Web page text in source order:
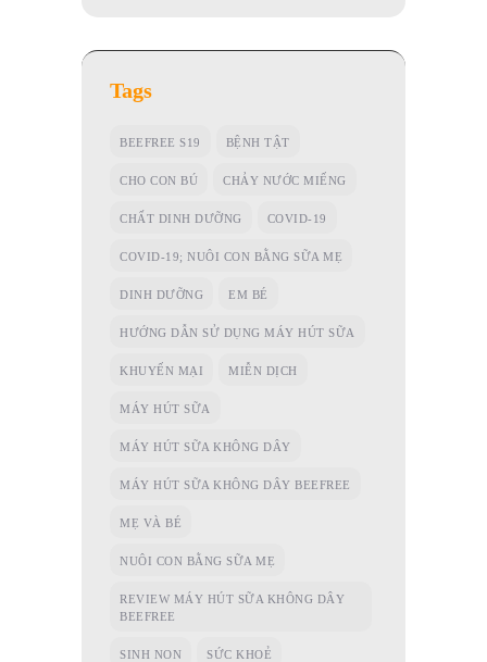
Tags
BEEFREE S19 BỆNH TẬT
CHO CON BÚ CHẢY NƯỚC MIẾNG
CHẤT DINH DƯỠNG COVID-19
COVID-19; NUÔI CON BẰNG SỮA MẸ
DINH DƯỠNG EM BÉ
HƯỚNG DẪN SỬ DỤNG MÁY HÚT SỮA
KHUYẾN MẠI MIỄN DỊCH
MÁY HÚT SỮA
MÁY HÚT SỮA KHÔNG DÂY
MÁY HÚT SỮA KHÔNG DÂY BEEFREE
MẸ VÀ BÉ
NUÔI CON BẰNG SỮA MẸ
REVIEW MÁY HÚT SỮA KHÔNG DÂY
BEEFREE
SINH NON SỨC KHOẺ